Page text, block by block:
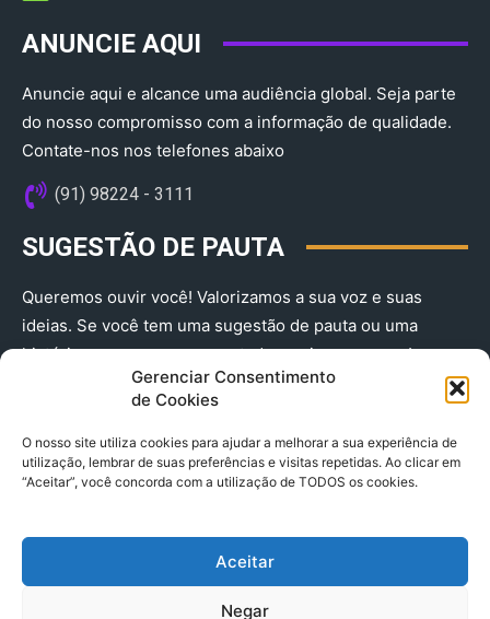
Gerenciar Consentimento
de Cookies
O nosso site utiliza cookies para ajudar a melhorar a sua experiência de
utilização, lembrar de suas preferências e visitas repetidas. Ao clicar em
“Aceitar”, você concorda com a utilização de TODOS os cookies.
Aceitar
Negar
ANUNCIE AQUI
Anuncie aqui e alcance uma audiência global. Seja parte
do nosso compromisso com a informação de qualidade.
Contate-nos nos telefones abaixo
(91) 98224 - 3111
SUGESTÃO DE PAUTA
Queremos ouvir você! Valorizamos a sua voz e suas
ideias. Se você tem uma sugestão de pauta ou uma
história que merece ser contada, envie-nos agora!
(91) 98224 - 3111
© 2025 A Província do Pará CNPJ: 04.901.141/0001-36 End .
Trav. Quintino Bocaiuva 2301, Ed. Rogério Fernandez – Sala